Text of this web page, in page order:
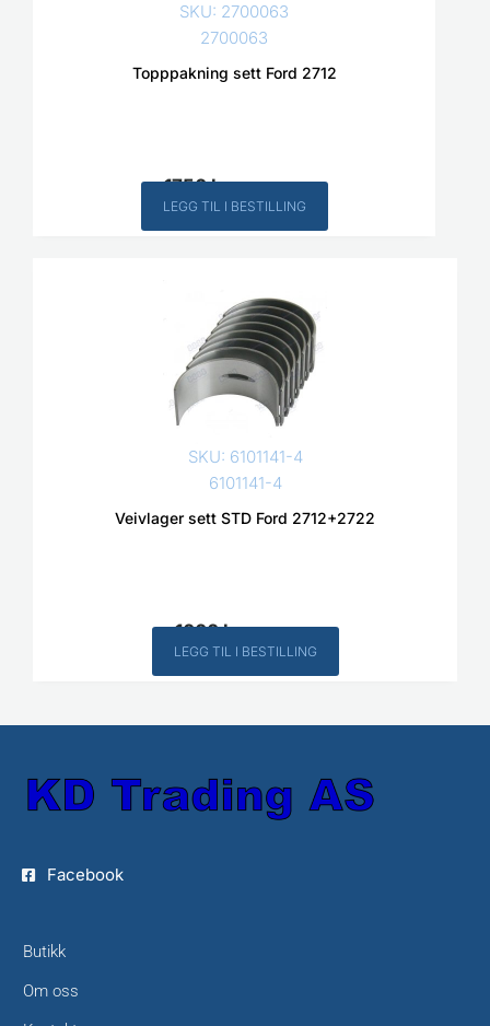
SKU: 2700063
2700063
Topppakning sett Ford 2712
1750kr Inkl. MVA
LEGG TIL I BESTILLING
SKU: 6101141-4
6101141-4
Veivlager sett STD Ford 2712+2722
1000kr Inkl. MVA
LEGG TIL I BESTILLING
Facebook
Butikk
Om oss